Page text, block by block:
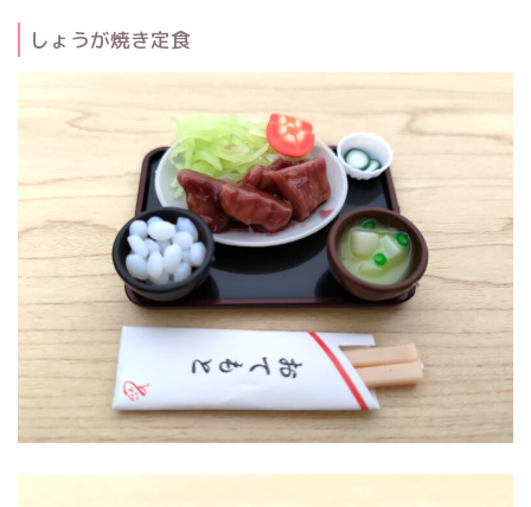
しょうが焼き定食